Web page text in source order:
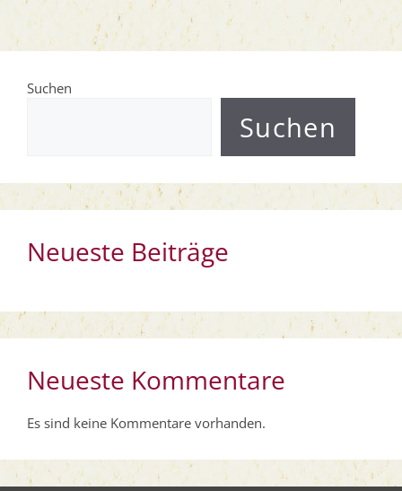
Suchen
Suchen
Neueste Beiträge
Neueste Kommentare
Es sind keine Kommentare vorhanden.